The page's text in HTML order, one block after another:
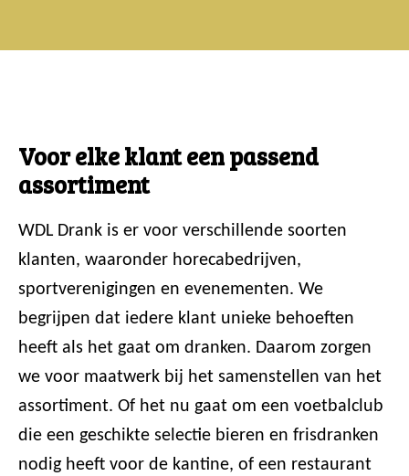
Voor elke klant een passend
assortiment
WDL Drank is er voor verschillende soorten
klanten, waaronder horecabedrijven,
sportverenigingen en evenementen. We
begrijpen dat iedere klant unieke behoeften
heeft als het gaat om dranken. Daarom zorgen
we voor maatwerk bij het samenstellen van het
assortiment. Of het nu gaat om een voetbalclub
die een geschikte selectie bieren en frisdranken
nodig heeft voor de kantine, of een restaurant